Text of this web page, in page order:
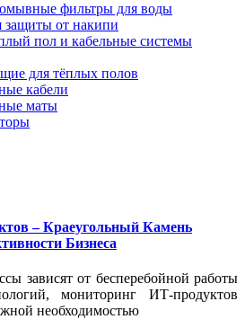
фильтры для воды
защиты от накипи
пол и кабельные системы
для тёплых полов
кабели
маты
– Краеугольный Камень
Бизнеса
зависят от бесперебойной работы
мониторинг ИТ-продуктов
необходимостью